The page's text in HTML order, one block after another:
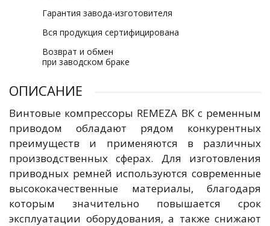
Гарантия завода-изготовителя
Вся продукция сертифицирована
Возврат и обмен
при заводском браке
ОПИСАНИЕ
Винтовые компрессоры REMEZA ВК с ременным
приводом обладают рядом конкурентных
преимуществ и применяются в различных
производственных сферах. Для изготовления
приводных ремней используются современные
высококачественные материалы, благодаря
которым значительно повышается срок
эксплуатации оборудования, а также снижают